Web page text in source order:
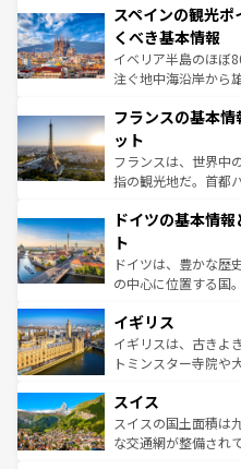
ろん、トスカーナの
景など、自然景観も
ピザやパスタなど、
できる。朝目覚めて
なお、新着のイタリ
しい。
スペインの観光
くべき基本情報
イベリア半島のほぼ
注ぐ地中海沿岸から
文化が根付くこの国
れる闘牛、そして美
る。首都マドリード
アートに溢れた街角
せる。地方によって
ンテンツ一覧 を参照
フランスの基本
ット
フランスは、世界中
指の観光地だ。首都
で、幅広い魅力が詰
聖堂、美しいビーチ
から魅了する。また
れ、フランス料理は
香り高いラベンダー
らに、パリ以外の地
も豊かな歴史と文化
を参照してほしい。
ドイツの基本情
ト
ドイツは、豊かな歴
の中心に位置する国
顔を持つこの国は、
ルリンの文化的活気
してライン川沿いの
は、お酒好きな人にはぜひ
ドイツ情報はコンテ
イギリス
イギリスは、古きよ
トミンスター寺院や
リアごとに異なる魅
ティー、ビール好き
戦など、本場だから
スイス
スイスの国土面積は
な交通網が整備され